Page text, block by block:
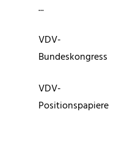
...
VDV-
Bundeskongress
VDV-
Positionspapiere